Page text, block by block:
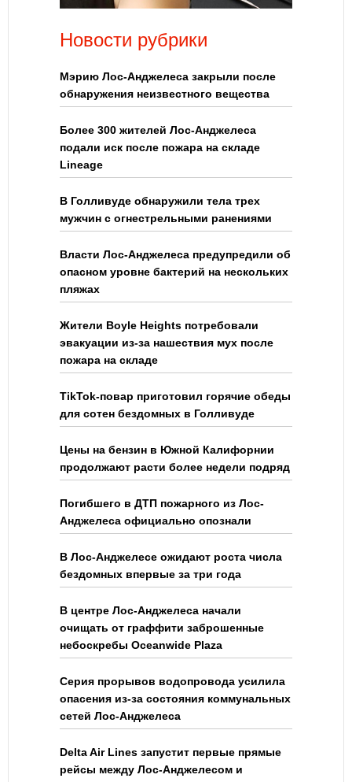
Новости рубрики
Мэрию Лос-Анджелеса закрыли после
обнаружения неизвестного вещества
Более 300 жителей Лос-Анджелеса
подали иск после пожара на складе
Lineage
В Голливуде обнаружили тела трех
мужчин с огнестрельными ранениями
Власти Лос-Анджелеса предупредили об
опасном уровне бактерий на нескольких
пляжах
Жители Boyle Heights потребовали
эвакуации из-за нашествия мух после
пожара на складе
TikTok-повар приготовил горячие обеды
для сотен бездомных в Голливуде
Цены на бензин в Южной Калифорнии
продолжают расти более недели подряд
Погибшего в ДТП пожарного из Лос-
Анджелеса официально опознали
В Лос-Анджелесе ожидают роста числа
бездомных впервые за три года
В центре Лос-Анджелеса начали
очищать от граффити заброшенные
небоскребы Oceanwide Plaza
Серия прорывов водопровода усилила
опасения из-за состояния коммунальных
сетей Лос-Анджелеса
Delta Air Lines запустит первые прямые
рейсы между Лос-Анджелесом и